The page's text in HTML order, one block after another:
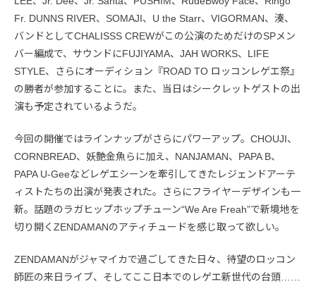
Fr. DUNNS RIVER、SOMAJI、U the Starr、VIGORMAN、湊、
バンドとしてCHALISSS CREWがこの公演のためだけのSPメン
バー編成で、サウンドにFUJIYAMA、JAH WORKS、LIFE
STYLE、さらにオーディション『ROAD TO ロッコンレゲエ祭』
の勝者が参加することに。また、当日はシークレットゲストの出
演も予定されているようだ。
今回の開催ではラインナップがさらにパワーアップ。CHOUJI、
CORNBREAD、妖艶金魚らに加え、NANJAMAN、PAPA B、
PAPA U-Geeなどレゲエシーンを牽引してきたレジェンドアーテ
ィストたちの出演が発表された。さらにフライヤーデザインも一
新。話題のラガヒップホップチューン“We Are Freah”で新境地を
切り開くZENDAMANのアティチュードを感じ取って欲しい。
ZENDAMANがジャマイカで過ごしてきた日々、待望のロッコン
師匠の来日ライブ、そしてここ日本でのレゲエ新世代の台頭……